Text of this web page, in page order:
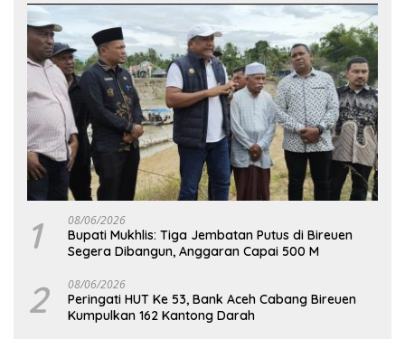
1 08/06/2026
Bupati Mukhlis: Tiga Jembatan Putus di Bireuen
Segera Dibangun, Anggaran Capai 500 M
2 08/06/2026
Peringati HUT Ke 53, Bank Aceh Cabang Bireuen
Kumpulkan 162 Kantong Darah